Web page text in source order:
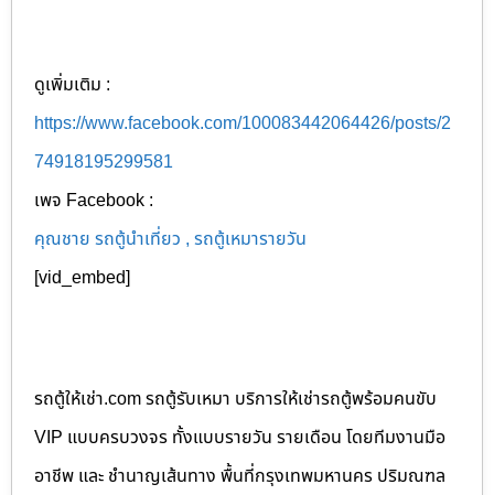
ดูเพิ่มเติม :
https://www.facebook.com/100083442064426/posts/2
74918195299581
เพจ Facebook :
คุณชาย รถตู้นำเที่ยว , รถตู้เหมารายวัน
[vid_embed]
รถตู้ให้เช่า.com รถตู้รับเหมา บริการให้เช่ารถตู้พร้อมคนขับ
VIP แบบครบวงจร ทั้งแบบรายวัน รายเดือน โดยทีมงานมือ
อาชีพ และ ชำนาญเส้นทาง พื้นที่กรุงเทพมหานคร ปริมณฑล